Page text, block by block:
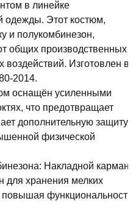
в линейке
одежды. Этот костюм,
и полукомбинезон,
общих производственных
воздействий. Изготовлен в
2014.
оснащён усиленными
что предотвращает
дополнительную защиту
физической
Накладной карман
для хранения мелких
функциональность